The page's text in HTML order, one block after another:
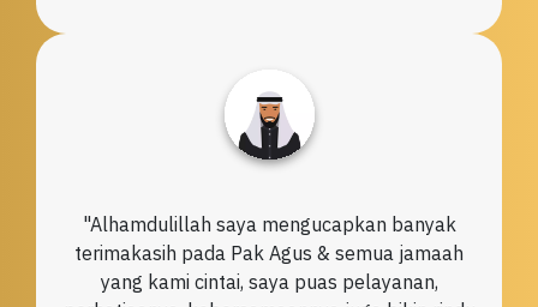
"Alhamdulillah saya mengucapkan banyak
terimakasih pada Pak Agus & semua jamaah
yang kami cintai, saya puas pelayanan,